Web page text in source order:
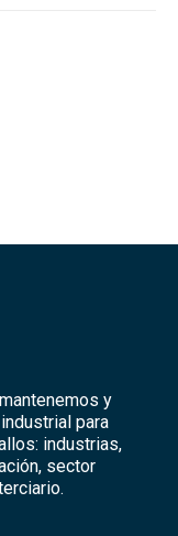
y
para
industrias,
sector